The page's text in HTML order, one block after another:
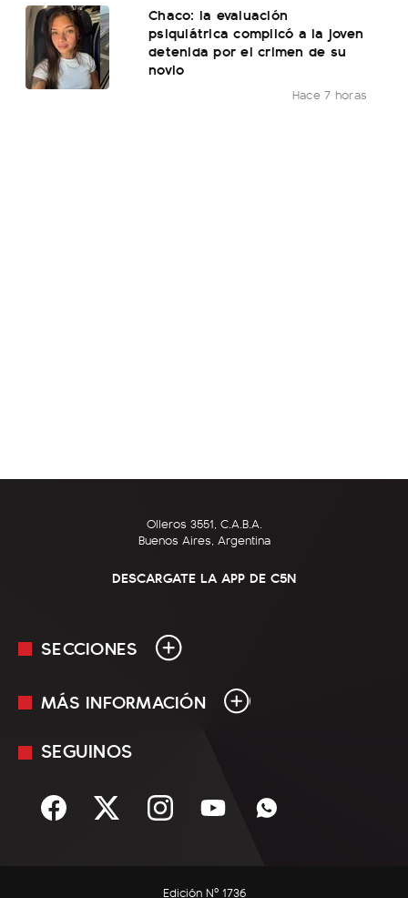
Chaco: la evaluación
psiquiátrica complicó a la joven
detenida por el crimen de su
novio
Hace 7 horas
Olleros 3551, C.A.B.A.
Buenos Aires, Argentina
DESCARGATE LA APP DE C5N
SECCIONES
En Vivo
Sociedad
MÁS INFORMACIÓN
Mediakit
Términos y condiciones
SEGUINOS
Edición Nº 1736